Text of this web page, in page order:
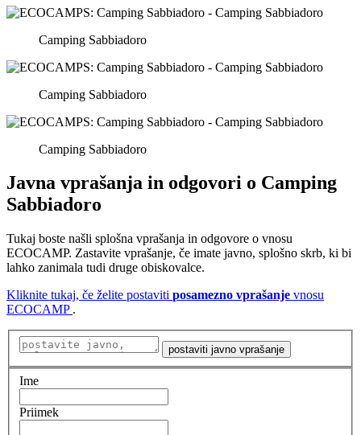
Camping Sabbiadoro
Camping Sabbiadoro
Camping Sabbiadoro
Javna vprašanja in odgovori o Camping
Sabbiadoro
Tukaj boste našli splošna vprašanja in odgovore o vnosu
ECOCAMP. Zastavite vprašanje, če imate javno, splošno skrb, ki bi
lahko zanimala tudi druge obiskovalce.
Kliknite tukaj, če želite postaviti posamezno vprašanje vnosu
ECOCAMP .
postaviti javno vprašanje
Ime
Priimek